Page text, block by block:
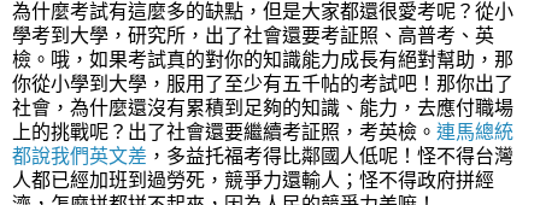
為什麼考試有這麼多的缺點，但是大家都還很愛考呢？從小
學考到大學，研究所，出了社會還要考証照、高普考、英
檢。哦，如果考試真的對你的知識能力成長有絕對幫助，那
你從小學到大學，服用了至少有五千帖的考試吧！那你出了
社會，為什麼還沒有累積到足夠的知識、能力，去應付職場
上的挑戰呢？出了社會還要繼續考証照，考英檢。 連馬總統
都說我們英文差 ，多益托福考得比鄰國人低呢！怪不得台灣
人都已經加班到過勞死，競爭力還輸人；怪不得政府拼經